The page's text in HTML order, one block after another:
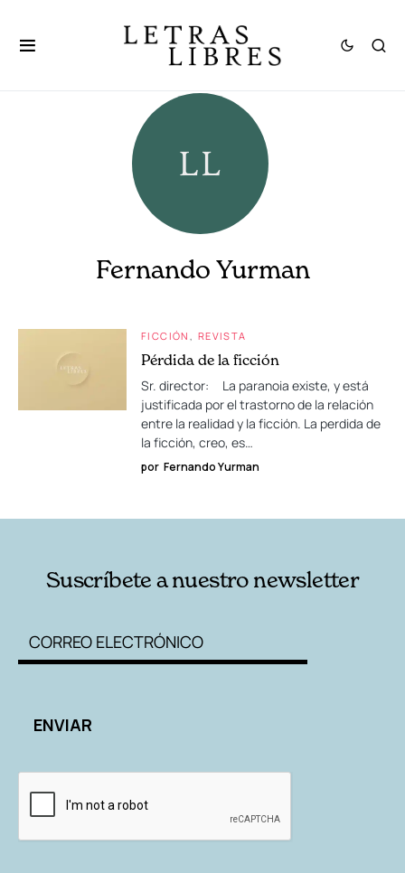
Fernando Yurman
FICCIÓN REVISTA
Pérdida de la ficción
Sr. director: La paranoia existe, y está
justificada por el trastorno de la relación
entre la realidad y la ficción. La perdida de
la ficción, creo, es…
por Fernando Yurman
Suscríbete a nuestro newsletter